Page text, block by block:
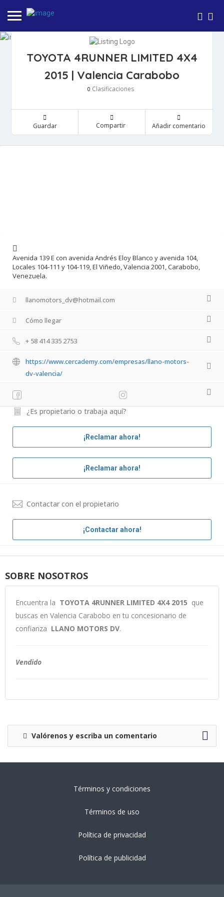
TOYOTA 4RUNNER LIMITED 4X4
2015 | Valencia Carabobo
0 Clasificaciones
Guardar Compartir Añadir comentario
Avenida 139 E con avenida Andrés Eloy Blanco y avenida 104,
Locales 104-111 y 104-119, El Viñedo, Valencia 2001, Carabobo,
Venezuela.
llanomotors_dv@hotmail.com
Cómo llegar
+ 58 414 335 2753
https://www.cercademy.com/empresas/llano-motors-
dv-valencia/
¿Es propietario o trabaja aquí?
¡Reclamar ahora!
¡Reclamar ahora!
Contactar con el propietario
¡Contactar ahora!
SOBRE NOSOTROS
Encuentra la TOYOTA 4RUNNER LIMITED 4X4 2015 que
buscas en Valencia Carabobo en tu concesionario de
confianza LLANO MOTORS DV.
Vendido
Valórenos y escriba un comentario
Términos y condiciones
Términos de uso
Política de privacidad
Política de publicidad